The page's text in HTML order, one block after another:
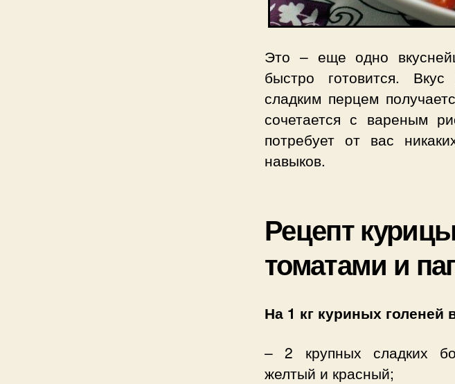
Это – еще одно
быстро готовится.
сладким перцем
сочетается с вареным
потребует от вас
навыков.
Рецепт
томатами и
На 1 кг куриных голеней
– 2 крупных сладких
желтый и красный;